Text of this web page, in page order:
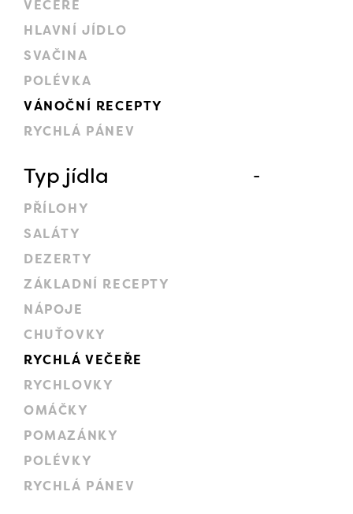
VEČEŘE
HLAVNÍ JÍDLO
SVAČINA
POLÉVKA
VÁNOČNÍ RECEPTY
RYCHLÁ PÁNEV
Typ jídla
PŘÍLOHY
SALÁTY
DEZERTY
ZÁKLADNÍ RECEPTY
NÁPOJE
CHUŤOVKY
RYCHLÁ VEČEŘE
RYCHLOVKY
OMÁČKY
POMAZÁNKY
POLÉVKY
RYCHLÁ PÁNEV